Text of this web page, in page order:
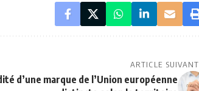
ARTICLE SUIVANT
d’une marque de l’Union européenne